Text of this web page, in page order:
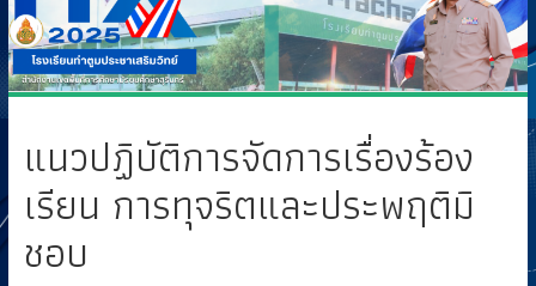
แนวปฏิบัติการจัดการเรื่องร้อง
เรียน การทุจริตและประพฤติมิ
ชอบ